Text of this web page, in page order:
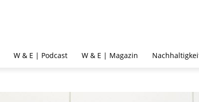
W & E | Podcast W & E | Magazin